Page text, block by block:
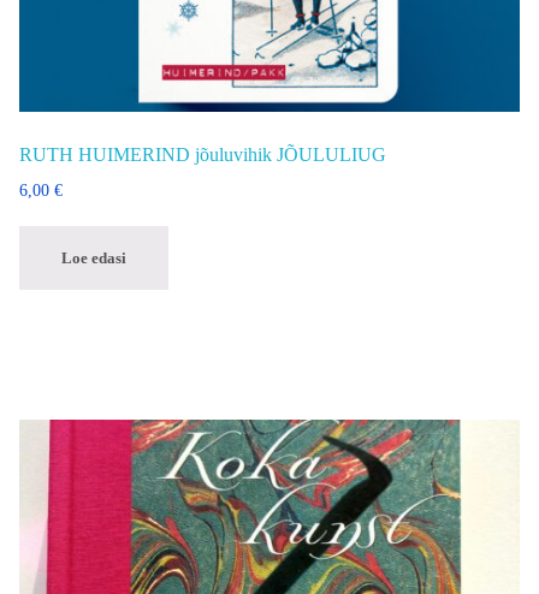
RUTH HUIMERIND jõuluvihik JÕULULIUG
6,00 €
Loe edasi